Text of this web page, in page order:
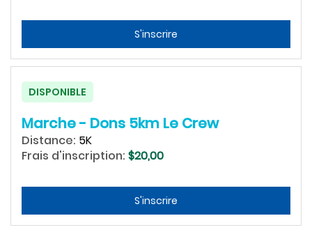
S'inscrire
DISPONIBLE
Marche - Dons 5km Le Crew
Distance: 5K
Frais d'inscription: $20,00
S'inscrire